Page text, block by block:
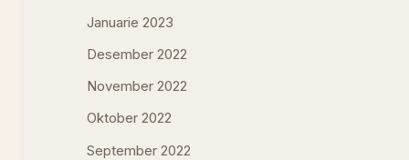
Januarie 2023
Desember 2022
November 2022
Oktober 2022
September 2022